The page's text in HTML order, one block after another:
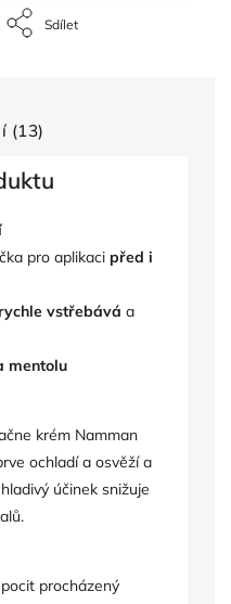
Sdílet
(13)
pro aplikaci před i
vstřebává a
mentolu
krém Namman
ochladí a osvěží a
účinek snižuje
procházený